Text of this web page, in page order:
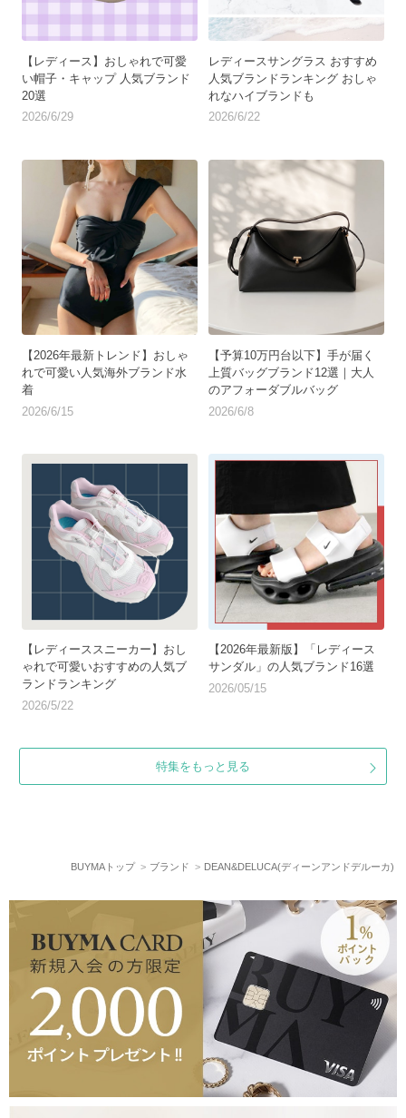
【レディース】おしゃれで可愛
い帽子・キャップ 人気ブランド
20選
2026/6/29
レディースサングラス おすすめ
人気ブランドランキング おしゃ
れなハイブランドも
2026/6/22
【2026年最新トレンド】おしゃ
れで可愛い人気海外ブランド水
着
2026/6/15
【予算10万円台以下】手が届く
上質バッグブランド12選｜大人
のアフォーダブルバッグ
2026/6/8
【レディーススニーカー】おし
ゃれで可愛いおすすめの人気ブ
ランドランキング
2026/5/22
【2026年最新版】「レディース
サンダル」の人気ブランド16選
2026/05/15
特集をもっと見る
BUYMAトップ ブランド DEAN&DELUCA(ディーンアンドデルーカ)